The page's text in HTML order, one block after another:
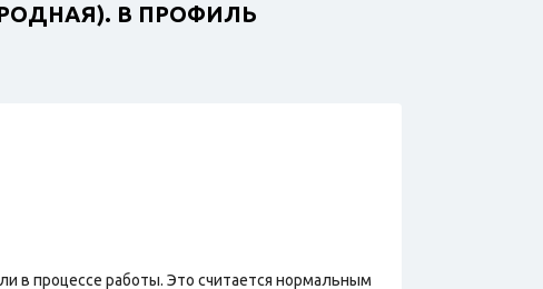
(РОДНАЯ). В ПРОФИЛЬ
в процессе работы. Это считается нормальным